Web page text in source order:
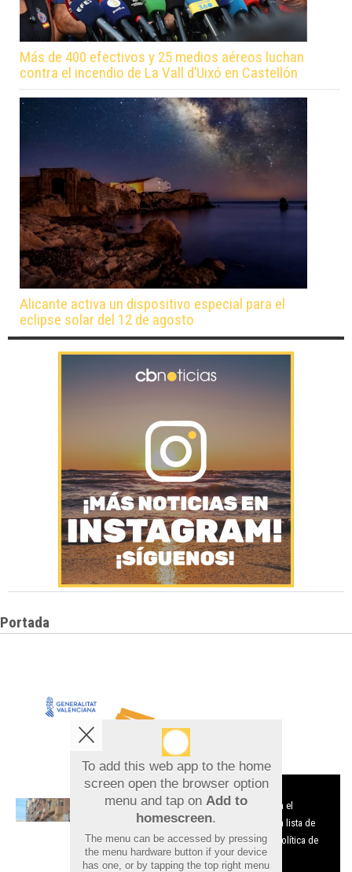
Más de 400 efectivos y 25 medios aéreos luchan
contra el incendio de La Vall d’Uixó en Castellón
Alicante activa un dispositivo especial para el
eclipse solar del 12 de agosto
Portada
To add this web app to the home
screen open the browser option
menu and tap on Add to
homescreen.
The menu can be accessed by pressing
the menu hardware button if your device
has one, or by tapping the top right menu
Aviso sobre el Uso de cookies:
Utilizamos cookies nuestras y de terceros para el
funcionamiento del digital. Puedes consultar la lista de
cookies y como desconectarlas. Ver nuestra Política de
Privacidad y Cookies